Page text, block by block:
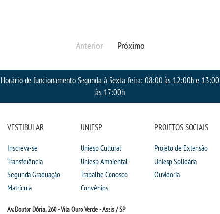
TRABALHE CONOSCO
Anterior Próximo
Horário de funcionamento Segunda à Sexta-feira: 08:00 às 12:00h e 13:00
às 17:00h
VESTIBULAR
Inscreva-se
Transferência
Segunda Graduação
Matrícula
UNIESP
Uniesp Cultural
Uniesp Ambiental
Trabalhe Conosco
Convênios
PROJETOS SOCIAIS
Projeto de Extensão
Uniesp Solidária
Ouvidoria
Av. Doutor Dória, 260 - Vila Ouro Verde - Assis / SP